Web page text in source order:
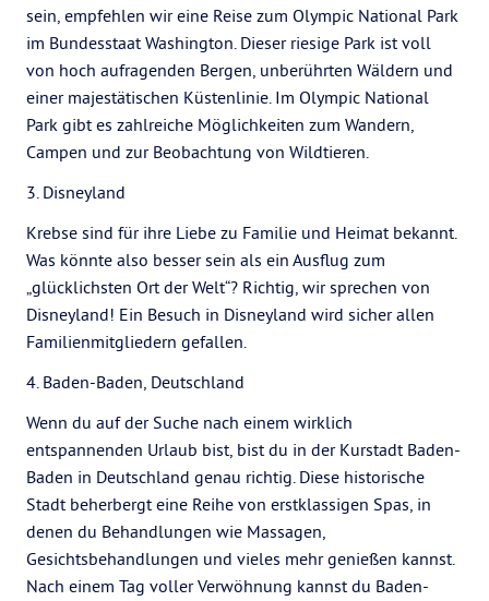
sein, empfehlen wir eine Reise zum Olympic National Park
im Bundesstaat Washington. Dieser riesige Park ist voll
von hoch aufragenden Bergen, unberührten Wäldern und
einer majestätischen Küstenlinie. Im Olympic National
Park gibt es zahlreiche Möglichkeiten zum Wandern,
Campen und zur Beobachtung von Wildtieren.
3. Disneyland
Krebse sind für ihre Liebe zu Familie und Heimat bekannt.
Was könnte also besser sein als ein Ausflug zum
„glücklichsten Ort der Welt“? Richtig, wir sprechen von
Disneyland! Ein Besuch in Disneyland wird sicher allen
Familienmitgliedern gefallen.
4. Baden-Baden, Deutschland
Wenn du auf der Suche nach einem wirklich
entspannenden Urlaub bist, bist du in der Kurstadt Baden-
Baden in Deutschland genau richtig. Diese historische
Stadt beherbergt eine Reihe von erstklassigen Spas, in
denen du Behandlungen wie Massagen,
Gesichtsbehandlungen und vieles mehr genießen kannst.
Nach einem Tag voller Verwöhnung kannst du Baden-